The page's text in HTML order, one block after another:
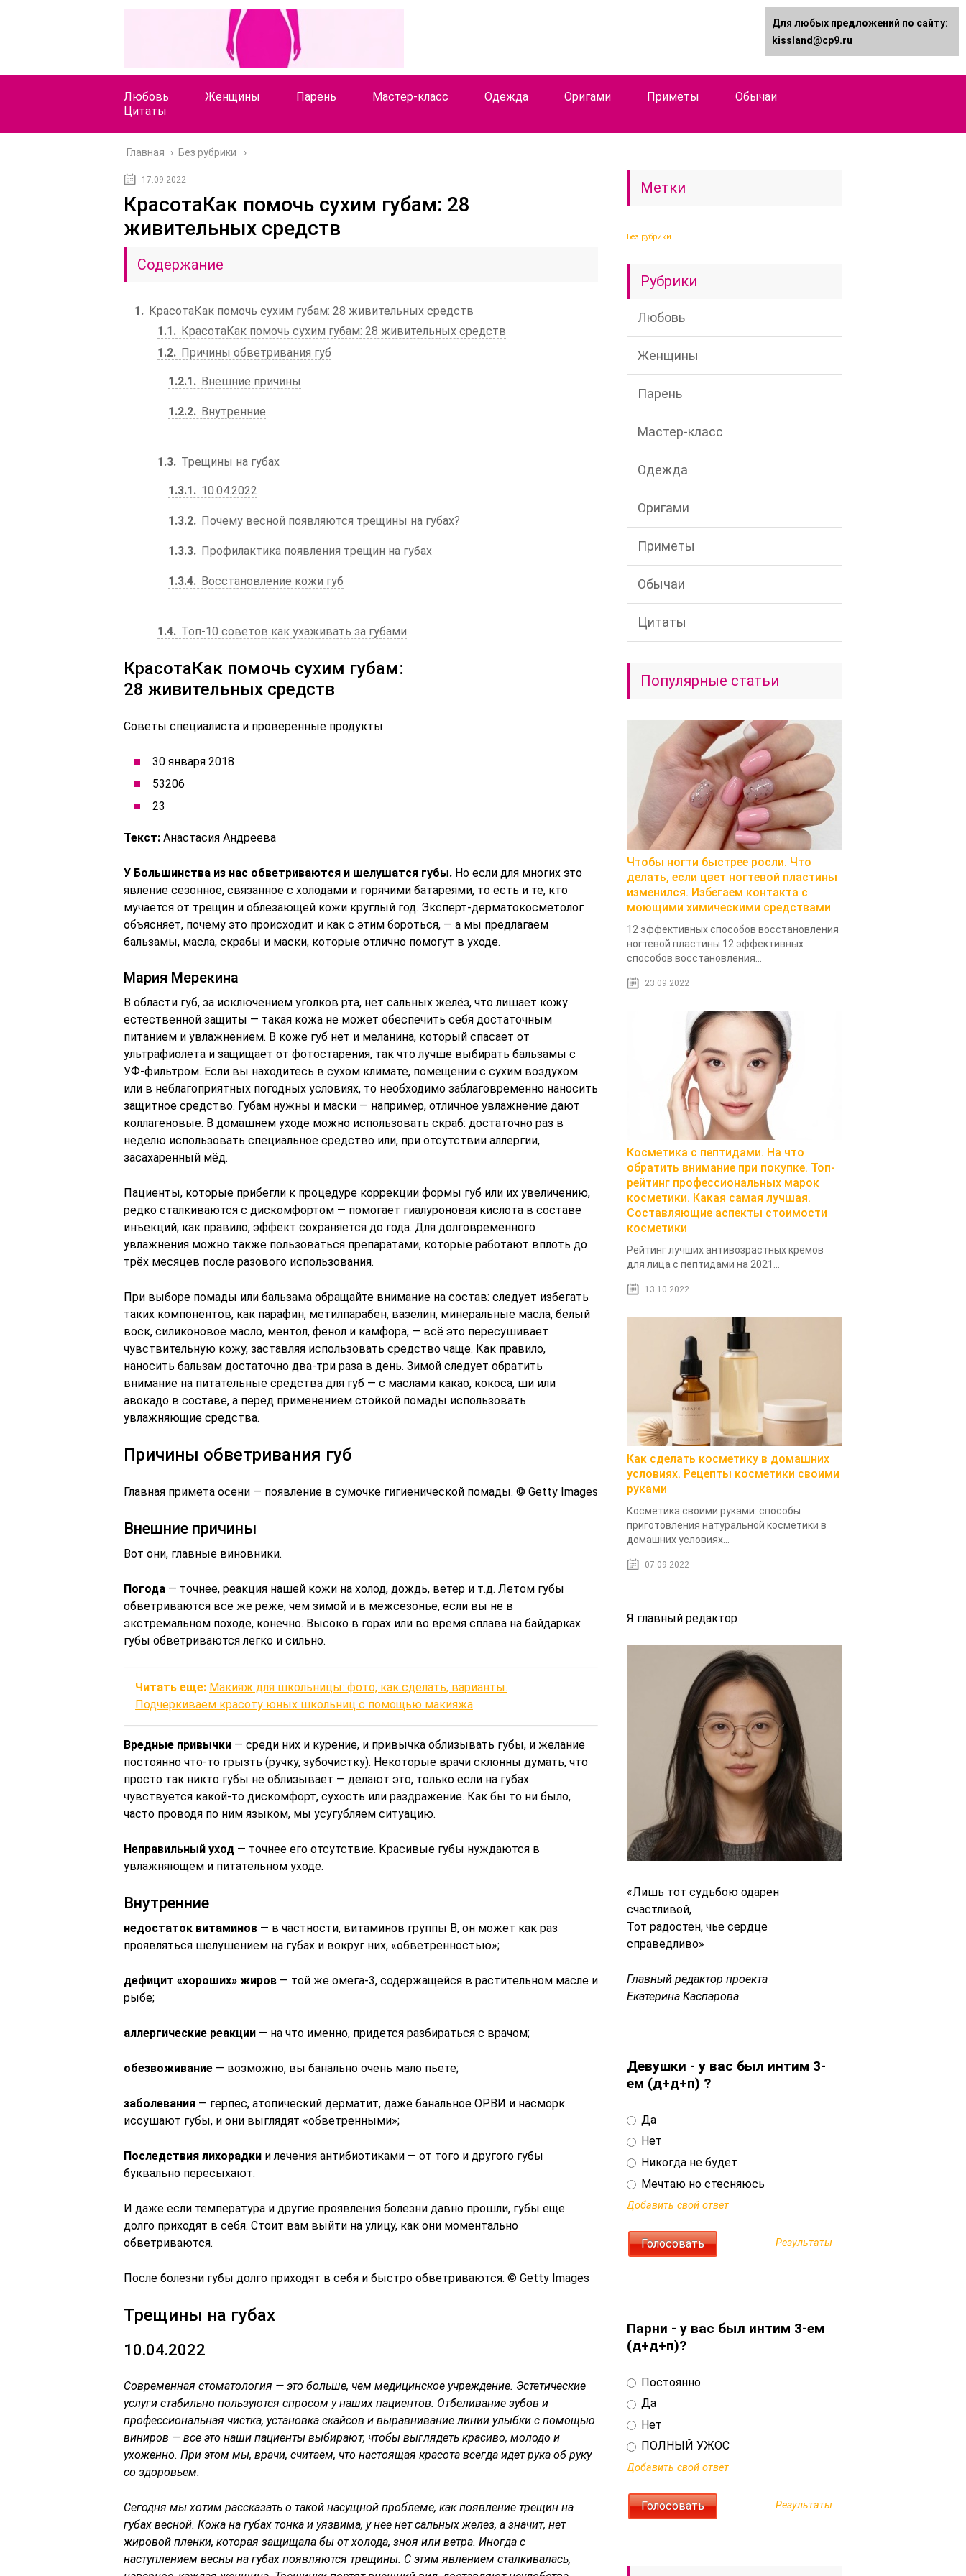
Любовь Женщины Парень Мастер-класс Одежда Оригами Приметы
Обычаи
Цитаты
Главная › Без рубрики
17.09.2022
КрасотаКак помочь сухим губам: 28
живительных средств
Содержание
1
КрасотаКак помочь сухим губам: 28 живительных средств
1.1
КрасотаКак помочь сухим губам: 28 живительных средств
1.2
Причины обветривания губ
1.2.1 Внешние причины
1.2.2 Внутренние
1.3 Трещины на губах
1.3.1 10.04.2022
1.3.2 Почему весной появляются трещины на губах?
1.3.3 Профилактика появления трещин на губах
1.3.4 Восстановление кожи губ
1.4 Топ-10 советов как ухаживать за губами
КрасотаКак помочь сухим губам:
28 живительных средств
Советы специалиста и проверенные продукты
30 января 2018
53206
23
Текст: Анастасия Андреева
У Большинства из нас обветриваются и шелушатся губы. Но если для многих это
явление сезонное, связанное с холодами и горячими батареями, то есть и те, кто
мучается от трещин и облезающей кожи круглый год. Эксперт-дерматокосметолог
объясняет, почему это происходит и как с этим бороться, — а мы предлагаем
бальзамы, масла, скрабы и маски, которые отлично помогут в уходе.
Мария Мерекина
В области губ, за исключением уголков рта, нет сальных желёз, что лишает кожу
естественной защиты — такая кожа не может обеспечить себя достаточным
питанием и увлажнением. В коже губ нет и меланина, который спасает от
ультрафиолета и защищает от фотостарения, так что лучше выбирать бальзамы с
УФ-фильтром. Если вы находитесь в сухом климате, помещении с сухим воздухом
или в неблагоприятных погодных условиях, то необходимо заблаговременно наносить
защитное средство. Губам нужны и маски — например, отличное увлажнение дают
коллагеновые. В домашнем уходе можно использовать скраб: достаточно раз в
неделю использовать специальное средство или, при отсутствии аллергии,
засахаренный мёд.
Пациенты, которые прибегли к процедуре коррекции формы губ или их увеличению,
редко сталкиваются с дискомфортом — помогает гиалуроновая кислота в составе
инъекций; как правило, эффект сохраняется до года. Для долговременного
увлажнения можно также пользоваться препаратами, которые работают вплоть до
трёх месяцев после разового использования.
При выборе помады или бальзама обращайте внимание на состав: следует избегать
таких компонентов, как парафин, метилпарабен, вазелин, минеральные масла, белый
воск, силиконовое масло, ментол, фенол и камфора, — всё это пересушивает
чувствительную кожу, заставляя использовать средство чаще. Как правило,
наносить бальзам достаточно два-три раза в день. Зимой следует обратить
внимание на питательные средства для губ — с маслами какао, кокоса, ши или
авокадо в составе, а перед применением стойкой помады использовать
увлажняющие средства.
Причины обветривания губ
Главная примета осени — появление в сумочке гигиенической помады. © Getty Images
Внешние причины
Вот они, главные виновники.
Погода — точнее, реакция нашей кожи на холод, дождь, ветер и т.д. Летом губы
обветриваются все же реже, чем зимой и в межсезонье, если вы не в
экстремальном походе, конечно. Высоко в горах или во время сплава на байдарках
губы обветриваются легко и сильно.
Читать еще: Макияж для школьницы: фото, как сделать, варианты.
Подчеркиваем красоту юных школьниц с помощью макияжа
Вредные привычки — среди них и курение, и привычка облизывать губы, и желание
постоянно что-то грызть (ручку, зубочистку). Некоторые врачи склонны думать, что
просто так никто губы не облизывает — делают это, только если на губах
чувствуется какой-то дискомфорт, сухость или раздражение. Как бы то ни было,
часто проводя по ним языком, мы усугубляем ситуацию.
Неправильный уход — точнее его отсутствие. Красивые губы нуждаются в
увлажняющем и питательном уходе.
Внутренние
недостаток витаминов — в частности, витаминов группы В, он может как раз
проявляться шелушением на губах и вокруг них, «обветренностью»;
дефицит «хороших» жиров — той же омега-3, содержащейся в растительном масле и
рыбе;
аллергические реакции — на что именно, придется разбираться с врачом;
обезвоживание — возможно, вы банально очень мало пьете;
заболевания — герпес, атопический дерматит, даже банальное ОРВИ и насморк
иссушают губы, и они выглядят «обветренными»;
Последствия лихорадки и лечения антибиотиками — от того и другого губы
буквально пересыхают.
И даже если температура и другие проявления болезни давно прошли, губы еще
долго приходят в себя. Стоит вам выйти на улицу, как они моментально
обветриваются.
После болезни губы долго приходят в себя и быстро обветриваются. © Getty Images
Трещины на губах
10.04.2022
Современная стоматология — это больше, чем медицинское учреждение. Эстетические
услуги стабильно пользуются спросом у наших пациентов. Отбеливание зубов и
профессиональная чистка, установка скайсов и выравнивание линии улыбки с помощью
виниров — все это наши пациенты выбирают, чтобы выглядеть красиво, молодо и
ухоженно. При этом мы, врачи, считаем, что настоящая красота всегда идет рука об руку
со здоровьем.
Сегодня мы хотим рассказать о такой насущной проблеме, как появление трещин на
губах весной. Кожа на губах тонка и уязвима, у нее нет сальных желез, а значит, нет
жировой пленки, которая защищала бы от холода, зноя или ветра. Иногда с
наступлением весны на губах появляются трещины. С этим явлением сталкивалась,
Метки
Без рубрики
Рубрики
Любовь
Женщины
Парень
Мастер-класс
Одежда
Оригами
Приметы
Обычаи
Цитаты
Популярные статьи
Чтобы ногти быстрее росли. Что
делать, если цвет ногтевой пластины
изменился. Избегаем контакта с
моющими химическими средствами
12 эффективных способов восстановления
ногтевой пластины 12 эффективных
способов восстановления...
23.09.2022
Косметика с пептидами. На что
обратить внимание при покупке. Топ-
рейтинг профессиональных марок
косметики. Какая самая лучшая.
Составляющие аспекты стоимости
косметики
Рейтинг лучших антивозрастных кремов
для лица с пептидами на 2021...
13.10.2022
Как сделать косметику в домашних
условиях. Рецепты косметики своими
руками
Косметика своими руками: способы
приготовления натуральной косметики в
домашних условиях...
07.09.2022
Я главный редактор
«Лишь тот судьбою одарен
счастливой,
Тот радостен, чье сердце
справедливо»
Главный редактор проекта
Екатерина Каспарова
Девушки - у вас был интим 3-
ем (д+д+п) ?
Да
Нет
Никогда не будет
Мечтаю но стесняюсь
Добавить свой ответ
Результаты
Парни - у вас был интим 3-ем
(д+д+п)?
Постоянно
Да
Нет
ПОЛНЫЙ УЖОС
Добавить свой ответ
Результаты
Для любых предложений по сайту:
kissland@cp9.ru